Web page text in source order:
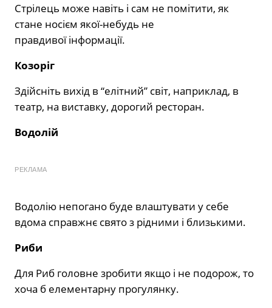
Стрілець може навіть і сам не помітити, як
стане носієм якої-небудь не
правдивої інформації.
Козоріг
Здійсніть вихід в “елітний” світ, наприклад, в
театр, на виставку, дорогий ресторан.
Водолій
РЕКЛАМА
Водолію непогано буде влаштувати у себе
вдома справжнє свято з рідними і близькими.
Риби
Для Риб головне зробити якщо і не подорож, то
хоча б елементарну прогулянку.